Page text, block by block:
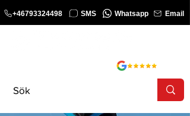
+46793324498 SMS Whatsapp Email